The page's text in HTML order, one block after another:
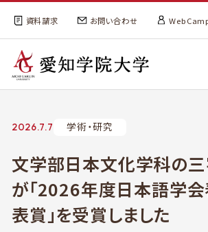
資料請求 お問い合わせ
2026.7.7 学術・研究
文学部日本文化学科の
が「2026年度日本語学
表賞」を受賞しました